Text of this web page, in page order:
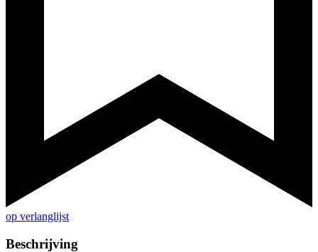
op verlanglijst
Beschrijving